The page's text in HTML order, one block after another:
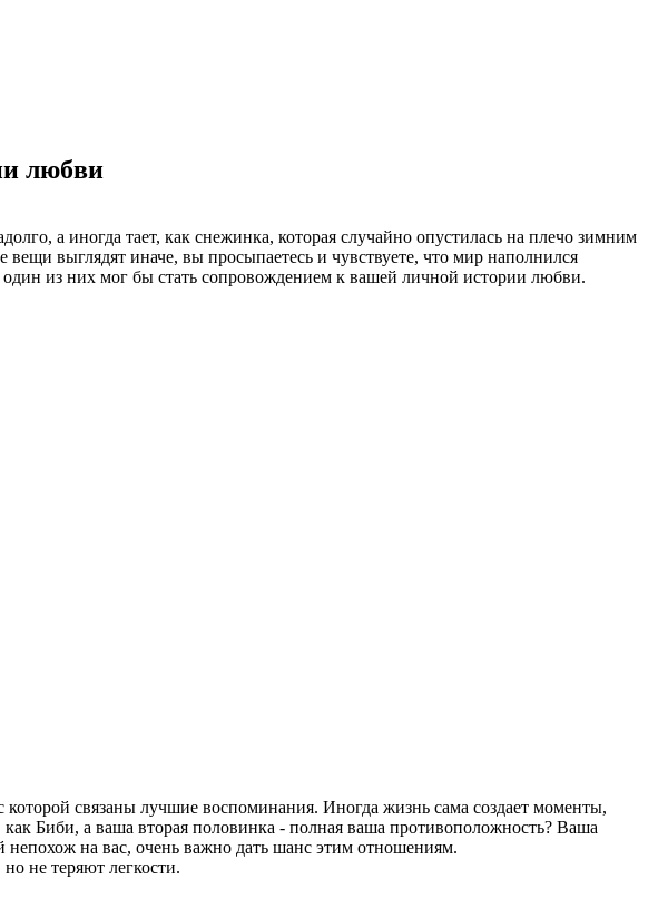
любви
а иногда тает, как снежинка, которая случайно опустилась на плечо зимним
выглядят иначе, вы просыпаетесь и чувствуете, что мир наполнился
из них мог бы стать сопровождением к вашей личной истории любви.
связаны лучшие воспоминания. Иногда жизнь сама создает моменты,
Биби, а ваша вторая половинка - полная ваша противоположность? Ваша
на вас, очень важно дать шанс этим отношениям.
не теряют легкости.